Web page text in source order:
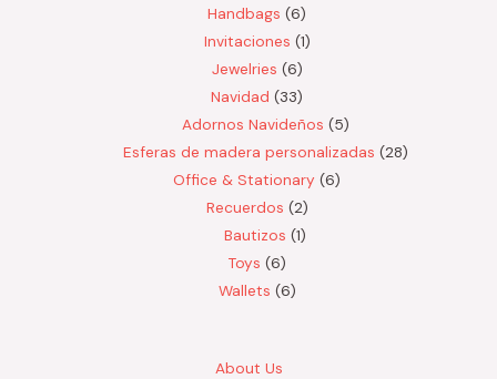
productos
Handbags 66
productos
Invitaciones 11
Jewelries 66
productos
Navidad 3333
productos
Adornos Navideños 55
productos
Esferas de madera personalizadas 2828
Office & Stationary 66
Recuerdos 22
productos
Bautizos 11
Toys 66
productos
Wallets 66
About Us